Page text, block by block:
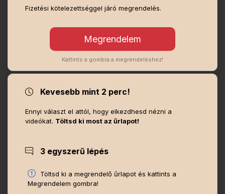
Fizetési kötelezettséggel járó megrendelés.
Kattints a gombra a megrendeléshez!
Kevesebb mint 2 perc!
Ennyi választ el attól, hogy elkezdhesd nézni a
videókat. Töltsd ki most az űrlapot!
3 egyszerű lépés
Töltsd ki a megrendelő űrlapot és kattints a
Megrendelem gombra!